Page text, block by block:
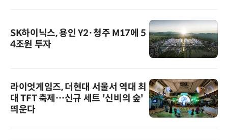
SK하이닉스, 용인 Y2·청주 M17에 5
4조원 투자
라이엇게임즈, 더현대 서울서 역대 최
대 TFT 축제…신규 세트 '신비의 숲'
띄운다